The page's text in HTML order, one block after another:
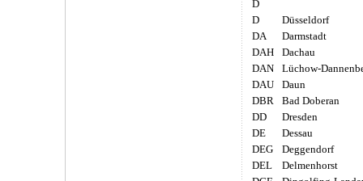
D
D
Düsseldorf
DA
Darmstadt
DAH
Dachau
DAN
Lüchow-
DAU
Daun
DBR
Bad Doberan
DD
Dresden
DE
Dessau
DEG
Deggendorf
DEL
Delmenhorst